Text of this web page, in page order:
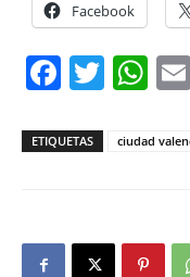
Facebook
ETIQUETAS ciudad